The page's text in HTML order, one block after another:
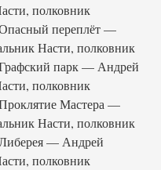
полковник
переплёт —
Насти, полковник
парк — Андрей
полковник
Мастера —
Насти, полковник
— Андрей
полковник